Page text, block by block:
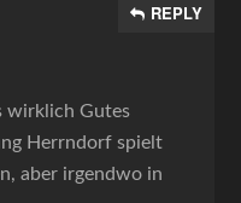
REPLY
wirklich Gutes
Herrndorf spielt
aber irgendwo in